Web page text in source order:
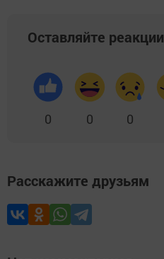
Оставляйте реакции
0 0 0
Расскажите друзьям